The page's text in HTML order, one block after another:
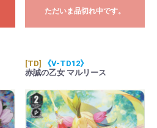
ただいま品切れ中です。
[TD]
《V-TD12》
赤誠の乙女 マルリース